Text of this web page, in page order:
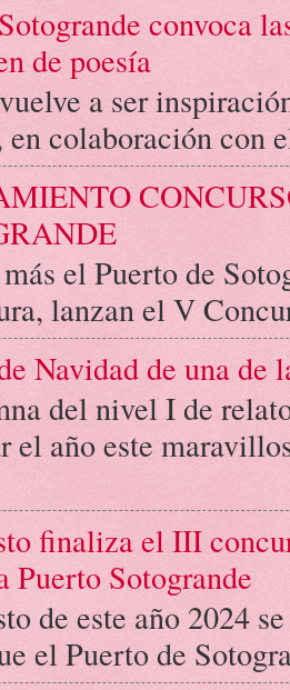
convoca
de poesía
a ser
en colaboración con
el Puerto de
lanzan el V
Navidad de una de
del nivel I de
el año este
finaliza el III
Puerto Sotogrande
de este año 2024
el Puerto de